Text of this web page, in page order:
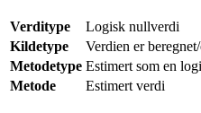
Verditype
Logisk nullverdi
Kildetype
Verdien er
Metodetype Estimert som en
Metode
Estimert verdi